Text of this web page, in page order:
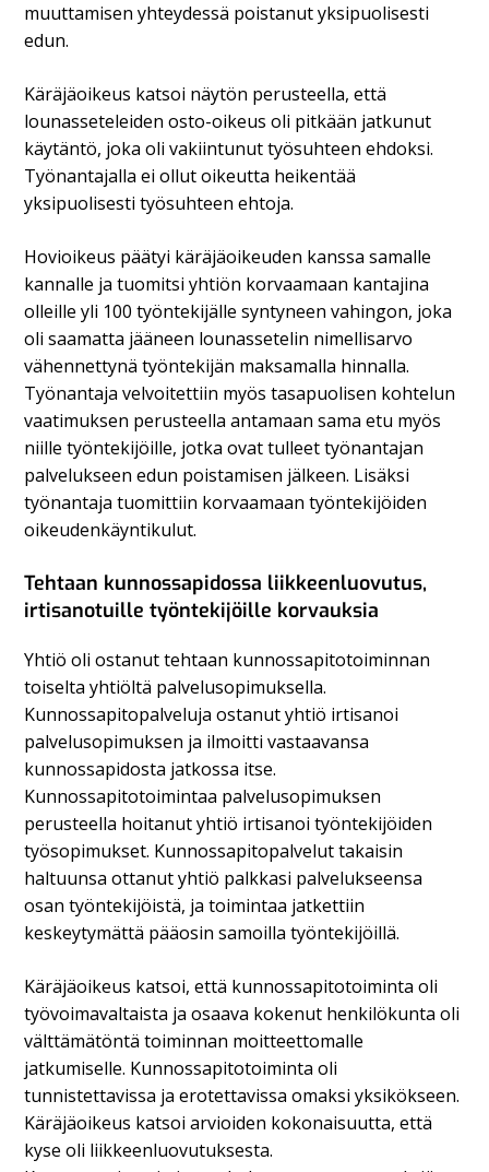
muuttamisen yhteydessä poistanut yksipuolisesti
edun.
Käräjäoikeus katsoi näytön perusteella, että
lounasseteleiden osto-oikeus oli pitkään jatkunut
käytäntö, joka oli vakiintunut työsuhteen ehdoksi.
Työnantajalla ei ollut oikeutta heikentää
yksipuolisesti työsuhteen ehtoja.
Hovioikeus päätyi käräjäoikeuden kanssa samalle
kannalle ja tuomitsi yhtiön korvaamaan kantajina
olleille yli 100 työntekijälle syntyneen vahingon, joka
oli saamatta jääneen lounassetelin nimellisarvo
vähennettynä työntekijän maksamalla hinnalla.
Työnantaja velvoitettiin myös tasapuolisen kohtelun
vaatimuksen perusteella antamaan sama etu myös
niille työntekijöille, jotka ovat tulleet työnantajan
palvelukseen edun poistamisen jälkeen. Lisäksi
työnantaja tuomittiin korvaamaan työntekijöiden
oikeudenkäyntikulut.
Tehtaan kunnossapidossa liikkeenluovutus,
irtisanotuille työntekijöille korvauksia
Yhtiö oli ostanut tehtaan kunnossapitotoiminnan
toiselta yhtiöltä palvelusopimuksella.
Kunnossapitopalveluja ostanut yhtiö irtisanoi
palvelusopimuksen ja ilmoitti vastaavansa
kunnossapidosta jatkossa itse.
Kunnossapitotoimintaa palvelusopimuksen
perusteella hoitanut yhtiö irtisanoi työntekijöiden
työsopimukset. Kunnossapitopalvelut takaisin
haltuunsa ottanut yhtiö palkkasi palvelukseensa
osan työntekijöistä, ja toimintaa jatkettiin
keskeytymättä pääosin samoilla työntekijöillä.
Käräjäoikeus katsoi, että kunnossapitotoiminta oli
työvoimavaltaista ja osaava kokenut henkilökunta oli
välttämätöntä toiminnan moitteettomalle
jatkumiselle. Kunnossapitotoiminta oli
tunnistettavissa ja erotettavissa omaksi yksikökseen.
Käräjäoikeus katsoi arvioiden kokonaisuutta, että
kyse oli liikkeenluovutuksesta.